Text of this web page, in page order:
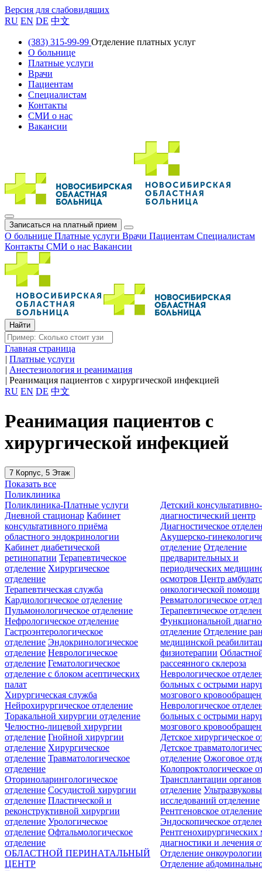
Версия для слабовидящих
RU EN DE 中文
(383) 315-99-99 Отделение платных услуг
О больнице
Платные услуги
Врачи
Пациентам
Специалистам
Контакты
СМИ о нас
Вакансии
Записаться на платный прием
О больнице Платные услуги Врачи Пациентам Специалистам
Контакты СМИ о нас Вакансии
Главная страница
| Платные услуги
| Анестезиология и реанимация
| Реанимация пациентов с хирургической инфекцией
RU EN DE 中文
Реанимация пациентов с
хирургической инфекцией
7 Корпус, 5 Этаж
Показать все
Поликлиника
Поликлиника-Платные услуги
Дневной стационар Кабинет
консультативного приёма
областного эндокринологии
Кабинет диабетической
ретинопатии Терапевтическое
отделение Хирургическое
отделение
Детский консультативно-
диагностический центр
Диагностическое
Акушерско-
отделение Отделение
предварительных и
периодических
осмотровЦентр
онкологической помощи
Терапевтическая служба
Кардиологическое отделение
Пульмонологическое отделение
Нефрологическое отделение
Гастроэнтерологическое
отделение Эндокринологическое
отделение Неврологическое
отделение Гематологическое
отделение c блоком асептических
палат
Ревматологическое
Терапевтическое
Функциональной
отделение Отделение
медицинской
физиотерапии
рассеянного склероза
Неврологическое
больных с острыми
мозгового
Неврологическое
больных с острыми
мозгового
Хирургическая служба
Нейрохирургическое отделение
Торакальной хирургии отделение
Челюстно-лицевой хирургии
отделение Гнойной хирургии
отделение Хирургическое
отделение Травматологическое
отделение
Оториноларингологическое
отделение Сосудистой хирургии
отделение Пластической и
реконструктивной хирургии
отделение Урологическое
отделение Офтальмологическое
отделение
Детское хирургическое
Детское
отделение Ожоговое
Колопроктологическое
Трансплантации органов
отделение
исследований отделение
Рентгеновское отделение
Эндоскопическое
Рентгенохирургических
диагностики и лечения
Отделение онкоурологии
Отделение
ОБЛАСТНОЙ ПЕРИНАТАЛЬНЫЙ
ЦЕНТР